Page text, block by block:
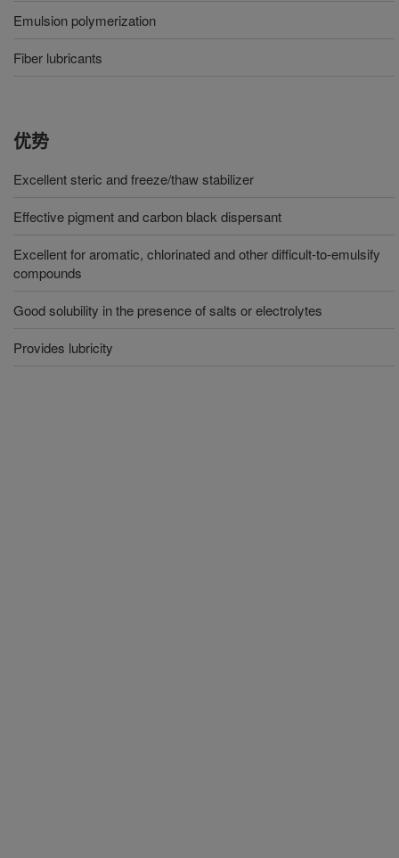
Emulsion polymerization
Fiber lubricants
优势
Excellent steric and freeze/thaw stabilizer
Effective pigment and carbon black dispersant
Excellent for aromatic, chlorinated and other difficult-to-emulsify
compounds
Good solubility in the presence of salts or electrolytes
Provides lubricity